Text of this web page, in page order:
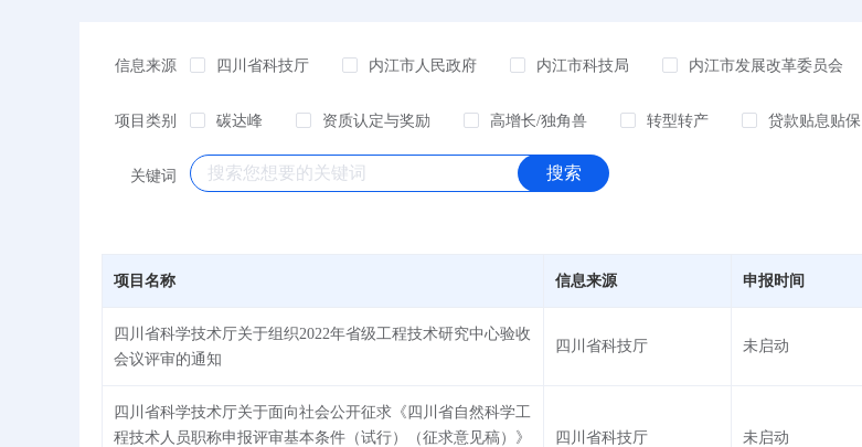
信息来源 四川省科技厅 内江市人民政府 内江市科技局 内江市发展改革委员会
项目类别 碳达峰 资质认定与奖励 高增长/独角兽 转型转产 贷款贴息贴保
节能减排 企业培训 社会组织 上市/并购
知识产权
研发资助 其他
关键词 搜索
项目名称 信息来源 申报时间
四川省科学技术厅关于组织2022年省级工程技术研究中心验收
会议评审的通知
四川省科技厅 未启动
四川省科学技术厅关于面向社会公开征求《四川省自然科学工
程技术人员职称申报评审基本条件（试行）（征求意见稿）》
四川省科技厅 未启动